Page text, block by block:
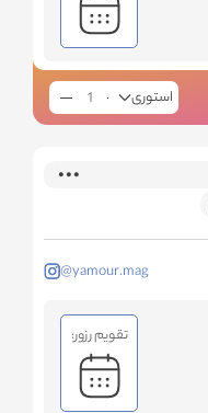
استوری
@yamour.mag
تقویم رزور: